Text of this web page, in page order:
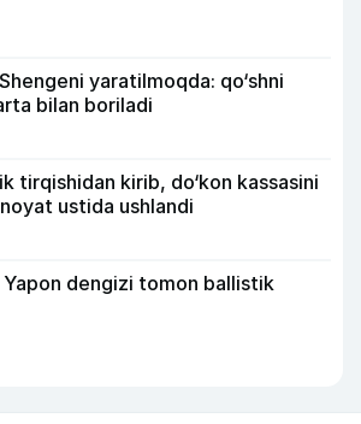
yaratilmoqda: qo‘shni
bilan boriladi
tirqishidan kirib, do‘kon kassasini
ustida ushlandi
dengizi tomon ballistik